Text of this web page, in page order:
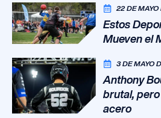
22 DE
Estos
Mueven el
3 DE MAYO
Anthony
brutal,
acero